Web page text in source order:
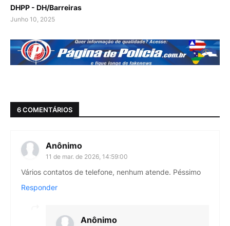
DHPP - DH/Barreiras
Junho 10, 2025
6 COMENTÁRIOS
Anônimo
11 de mar. de 2026, 14:59:00
Vários contatos de telefone, nenhum atende. Péssimo
Responder
Anônimo